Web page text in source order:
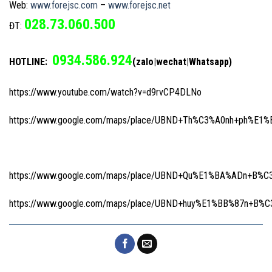
Web: www.forejsc.com – www.forejsc.net
ĐT: 028.73.060.500
HOTLINE: 0934.586.924(zalo|wechat|Whatsapp)
https://www.youtube.com/watch?v=d9rvCP4DLNo
https://www.google.com/maps/place/
https://www.google.com/maps/place/
https://www.google.com/maps/place/